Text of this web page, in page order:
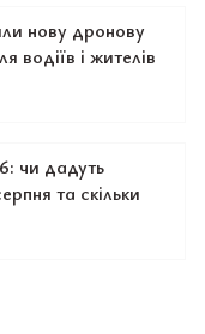
нову дронову
водіїв і жителів
чи дадуть
та скільки